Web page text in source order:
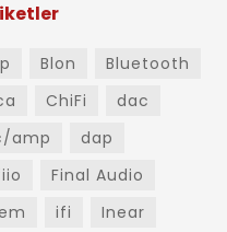
Blon
Bluetooth
ChiFi
dac
amp
dap
Final Audio
ifi
Inear